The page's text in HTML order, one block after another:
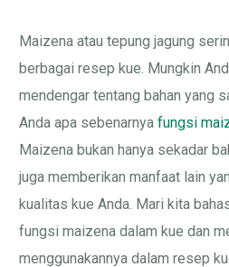
Maizena atau tepung jagung
berbagai resep kue. Mungkin
mendengar tentang bahan yang
Anda apa sebenarnya fungsi
Maizena bukan hanya sekadar
juga memberikan manfaat lain
kualitas kue Anda. Mari kita
fungsi maizena dalam kue dan
menggunakannya dalam resep